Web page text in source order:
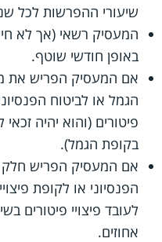
שיעורי ההפרשות לכל
המעסיק רשאי (אך לא
באופן חודשי שוטף.
אם המעסיק הפריש את
הגמל או לביטוח
פיטורים (והוא יהיה
בקופת הגמל).
אם המעסיק הפריש חלק
הפנסיוני או לקופת
אחוזים.